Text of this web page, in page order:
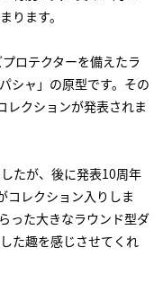
ります。
ロテクターを備えたラ
シャ」の原型です。その
レクションが発表されま
たが、後に発表10周年
コレクション入りしま
った大きなラウンド型ダ
た趣を感じさせてくれ